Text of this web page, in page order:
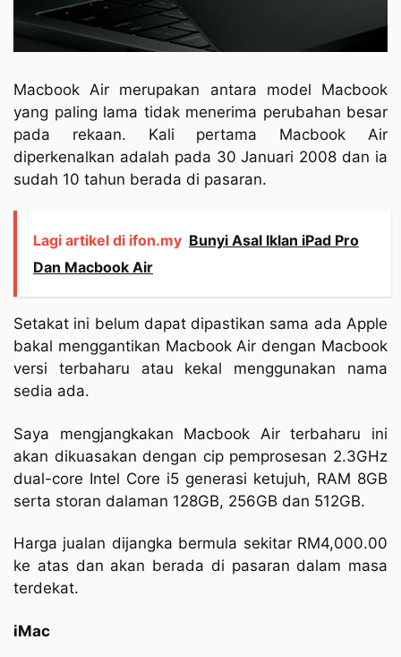
Macbook Air merupakan antara model Macbook
yang paling lama tidak menerima perubahan besar
pada rekaan. Kali pertama Macbook Air
diperkenalkan adalah pada 30 Januari 2008 dan ia
sudah 10 tahun berada di pasaran.
Lagi artikel di ifon.my Bunyi Asal Iklan iPad Pro
Dan Macbook Air
Setakat ini belum dapat dipastikan sama ada Apple
bakal menggantikan Macbook Air dengan Macbook
versi terbaharu atau kekal menggunakan nama
sedia ada.
Saya mengjangkakan Macbook Air terbaharu ini
akan dikuasakan dengan cip pemprosesan 2.3GHz
dual-core Intel Core i5 generasi ketujuh, RAM 8GB
serta storan dalaman 128GB, 256GB dan 512GB.
Harga jualan dijangka bermula sekitar RM4,000.00
ke atas dan akan berada di pasaran dalam masa
terdekat.
iMac